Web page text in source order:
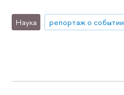
Наука репортаж о событии